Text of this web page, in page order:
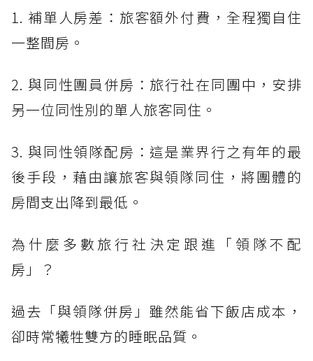
1. 補單人房差：旅客額外付費，全程獨自住
一整間房。
2. 與同性團員併房：旅行社在同團中，安排
另一位同性別的單人旅客同住。
3. 與同性領隊配房：這是業界行之有年的最
後手段，藉由讓旅客與領隊同住，將團體的
房間支出降到最低。
為什麼多數旅行社決定跟進「領隊不配
房」？
過去「與領隊併房」雖然能省下飯店成本，
卻時常犧牲雙方的睡眠品質。